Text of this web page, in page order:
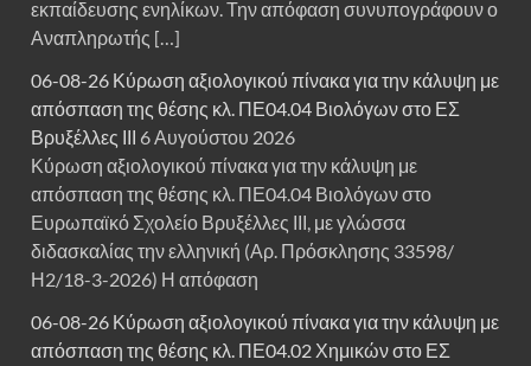
εκπαίδευσης ενηλίκων. Την απόφαση συνυπογράφουν ο
Αναπληρωτής […]
06-08-26 Κύρωση αξιολογικού πίνακα για την κάλυψη με
απόσπαση της θέσης κλ. ΠΕ04.04 Βιολόγων στο ΕΣ
Βρυξέλλες ΙΙΙ 6 Αυγούστου 2026
Κύρωση αξιολογικού πίνακα για την κάλυψη με
απόσπαση της θέσης κλ. ΠΕ04.04 Βιολόγων στο
Ευρωπαϊκό Σχολείο Βρυξέλλες ΙΙΙ, με γλώσσα
διδασκαλίας την ελληνική (Αρ. Πρόσκλησης 33598/
Η2/18-3-2026) Η απόφαση
06-08-26 Κύρωση αξιολογικού πίνακα για την κάλυψη με
απόσπαση της θέσης κλ. ΠΕ04.02 Χημικών στο ΕΣ